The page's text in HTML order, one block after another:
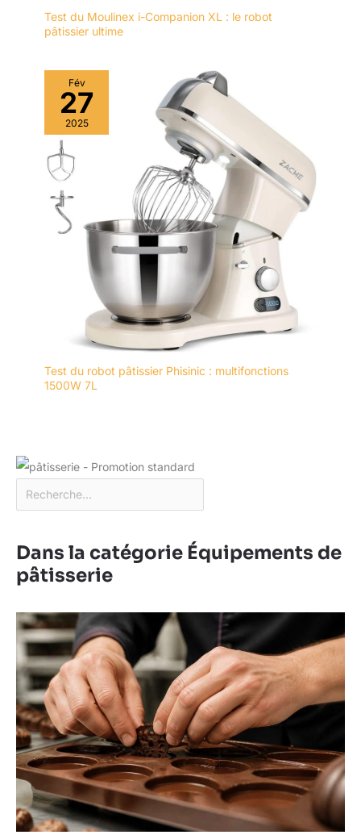
Test du Moulinex i-Companion XL : le robot
pâtissier ultime
Fév
27
2025
Test du robot pâtissier Phisinic : multifonctions
1500W 7L
Dans la catégorie Équipements de
pâtisserie